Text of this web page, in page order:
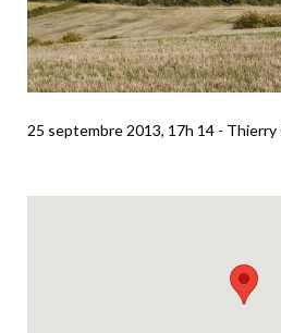
25 septembre 2013, 17h 14 - Thierry